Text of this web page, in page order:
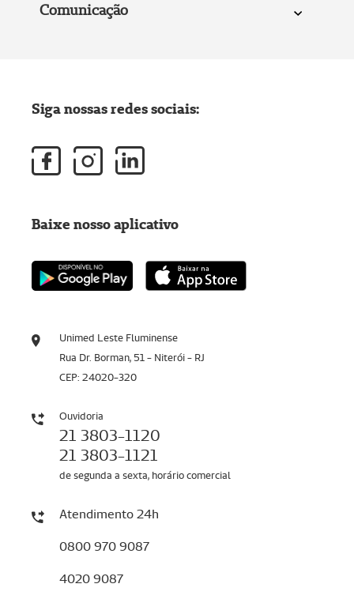
Comunicação
Unimed Leste Fluminense
Rua Dr. Borman, 51 - Niterói - RJ
CEP: 24020-320
Ouvidoria
21 3803-1120
21 3803-1121
de segunda a sexta, horário comercial
Atendimento 24h
0800 970 9087
4020 9087
Siga nossas redes sociais:
Baixe nosso aplicativo